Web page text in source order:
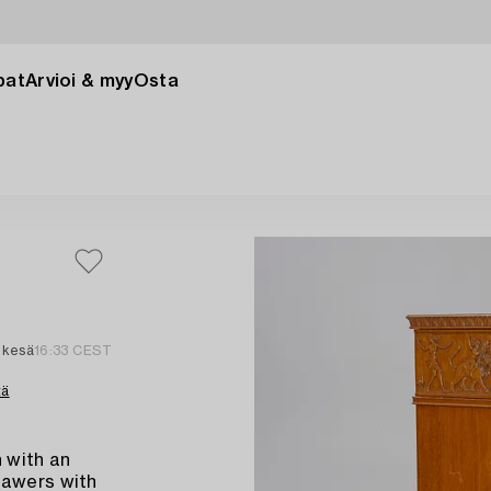
Arvioi & myyOsta
16:33 CEST
with an
with